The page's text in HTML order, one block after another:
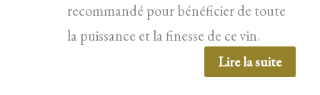
recommandé pour bénéficier de toute
la puissance et la finesse de ce vin.
Lire la suite